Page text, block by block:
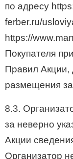
по адресу
ferber.ru/
https://
Покупателя
Правил Акции,
размещения
8.3.
за неверно
Акции
Организатор